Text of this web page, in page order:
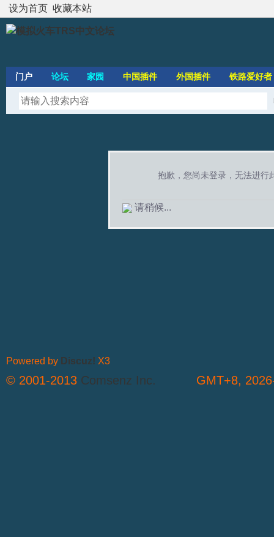
设为首页 收藏本站
门户 论坛 家园 中国插件 外国插件 铁路爱好者
抱歉，您尚未登录，无法进行
请稍候...
GMT+8,
Powered by Discuz! X3
© 2001-2013 Comsenz Inc.